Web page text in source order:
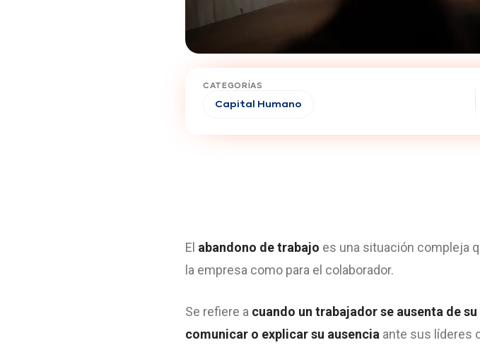
CATEGORÍAS
Capital Humano
El abandono de trabajo es una situación compleja
la empresa como para el colaborador.
Se refiere a cuando un trabajador se ausenta de
comunicar o explicar su ausencia ante sus líderes